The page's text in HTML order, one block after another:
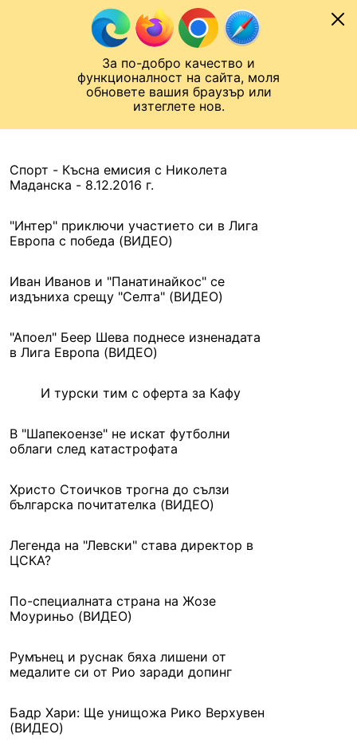
За по-добро качество и
функционалност на сайта, моля
обновете вашия браузър или
изтеглете нов.
Към съдържанието
Лига на Конференциите
Спорт - Късна емисия с Николета
Маданска - 8.12.2016 г.
"Интер" приключи участието си в Лига
Европа с победа (ВИДЕО)
Иван Иванов и "Панатинайкос" се
издъниха срещу "Селта" (ВИДЕО)
"Апоел" Беер Шева поднесе изненадата
в Лига Европа (ВИДЕО)
И турски тим с оферта за Кафу
В "Шапекоензе" не искат футболни
облаги след катастрофата
Христо Стоичков трогна до сълзи
българска почитателка (ВИДЕО)
Легенда на "Левски" става директор в
ЦСКА?
По-специалната страна на Жозе
Моуриньо (ВИДЕО)
Румънец и руснак бяха лишени от
медалите си от Рио заради допинг
Бадр Хари: Ще унищожа Рико Верхувен
(ВИДЕО)